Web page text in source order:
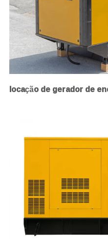
locação de gerador de